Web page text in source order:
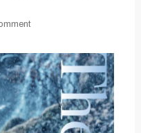
Yokohama
2027
｜
出
展